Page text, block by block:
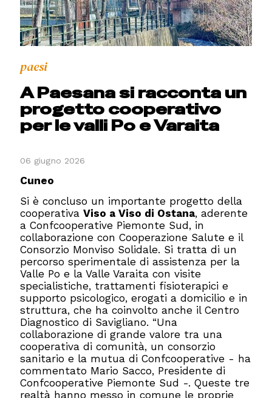
paesi
A Paesana si racconta un
progetto cooperativo
per le valli Po e Varaita
06 giugno 2026
Cuneo
Si è concluso un importante progetto della
cooperativaViso a Viso di Ostana, aderente
a Confcooperative Piemonte Sud, in
collaborazione con Cooperazione Salute e il
Consorzio Monviso Solidale. Si tratta di un
percorso sperimentale di assistenza per la
Valle Po e la Valle Varaita con visite
specialistiche, trattamenti fisioterapici e
supporto psicologico, erogati a domicilio e in
struttura, che ha coinvolto anche il Centro
Diagnostico di Savigliano. “Una
collaborazione di grande valore tra una
cooperativa di comunità, un consorzio
sanitario e la mutua di Confcooperative - ha
commentato Mario Sacco, Presidente di
Confcooperative Piemonte Sud -. Queste tre
realtà hanno messo in comune le proprie